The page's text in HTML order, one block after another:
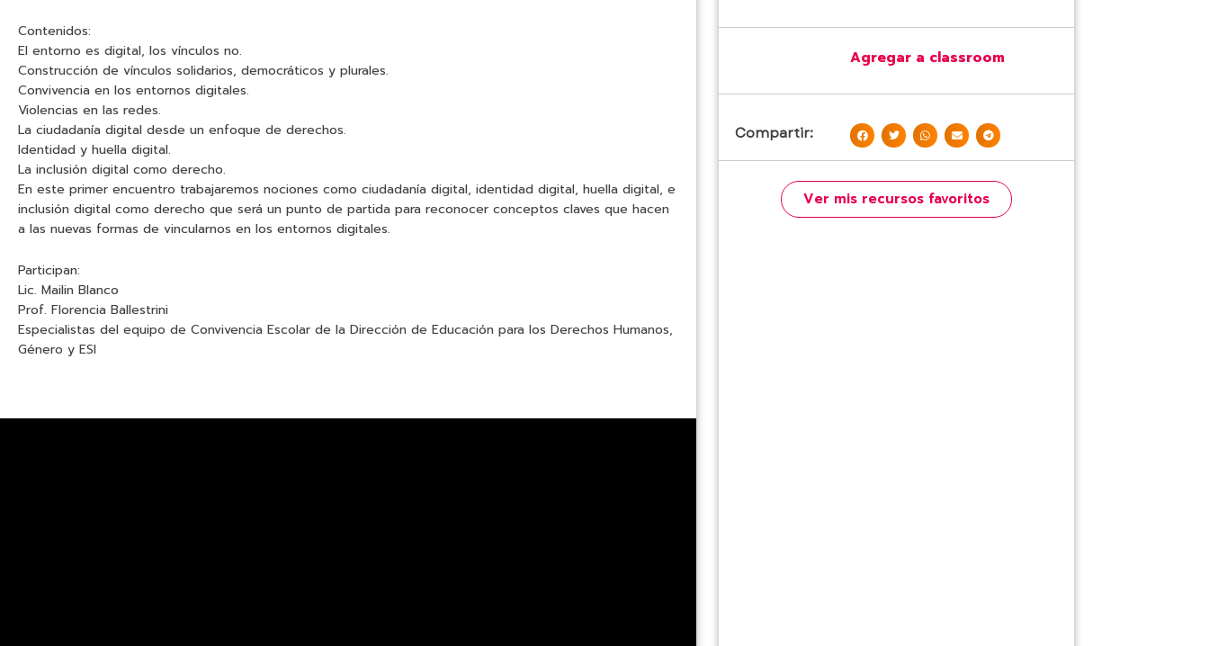
Contenidos:
El entorno es digital, los vínculos no.
Construcción de vínculos solidarios, democráticos y plurales.
Convivencia en los entornos digitales.
Violencias en las redes.
La ciudadanía digital desde un enfoque de derechos.
Identidad y huella digital.
La inclusión digital como derecho.
En este primer encuentro trabajaremos nociones como ciudadanía digital, identidad digital, huella digital, e
inclusión digital como derecho que será un punto de partida para reconocer conceptos claves que hacen
a las nuevas formas de vincularnos en los entornos digitales.
Participan:
Lic. Mailin Blanco
Prof. Florencia Ballestrini
Especialistas del equipo de Convivencia Escolar de la Dirección de Educación para los Derechos Humanos,
Género y ESI
Agregar a classroom
Compartir:
Ver mis recursos favoritos